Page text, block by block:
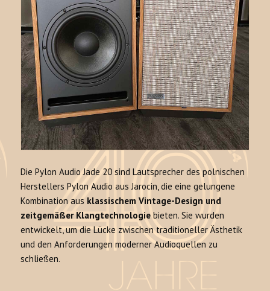
Die Pylon Audio Jade 20 sind Lautsprecher des polnischen
Herstellers Pylon Audio aus Jarocin, die eine gelungene
Kombination aus klassischem Vintage-Design und
zeitgemäßer Klangtechnologie bieten. Sie wurden
entwickelt, um die Lücke zwischen traditioneller Ästhetik
und den Anforderungen moderner Audioquellen zu
schließen.